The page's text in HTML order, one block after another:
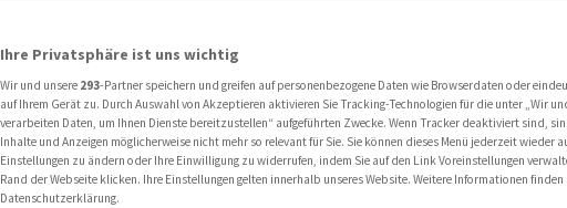
sackt Reingewinn bei Bell ab - Dividende bleibt unverändert
bei Bell
Ihre Privatsphäre ist uns wichtig
Wir und unsere 293-Partner speichern und greifen auf personenbezogene Daten wie Browserdaten oder
auf Ihrem Gerät zu. Durch Auswahl von Akzeptieren aktivieren Sie Tracking-Technologien für die unter „Wir
verarbeiten Daten, um Ihnen Dienste bereitzustellen“ aufgeführten Zwecke. Wenn Tracker deaktiviert sind,
Inhalte und Anzeigen möglicherweise nicht mehr so relevant für Sie. Sie können dieses Menü jederzeit wieder
Einstellungen zu ändern oder Ihre Einwilligung zu widerrufen, indem Sie auf den Link Voreinstellungen
Rand der Webseite klicken. Ihre Einstellungen gelten innerhalb unseres Website. Weitere Informationen finden
Datenschutzerklärung.